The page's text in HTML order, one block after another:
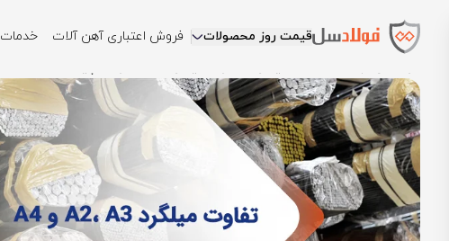
قیمت روز محصولات فروش اعتباری آهن آلات خدمات